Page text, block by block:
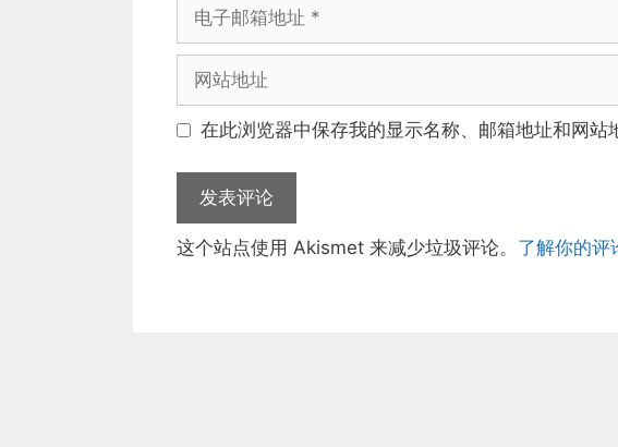
邮
址
地 在此浏览器中保存我的显示名称、邮箱地址和网站
这个站点使用 Akismet 来减少垃圾评论。 了解你的评